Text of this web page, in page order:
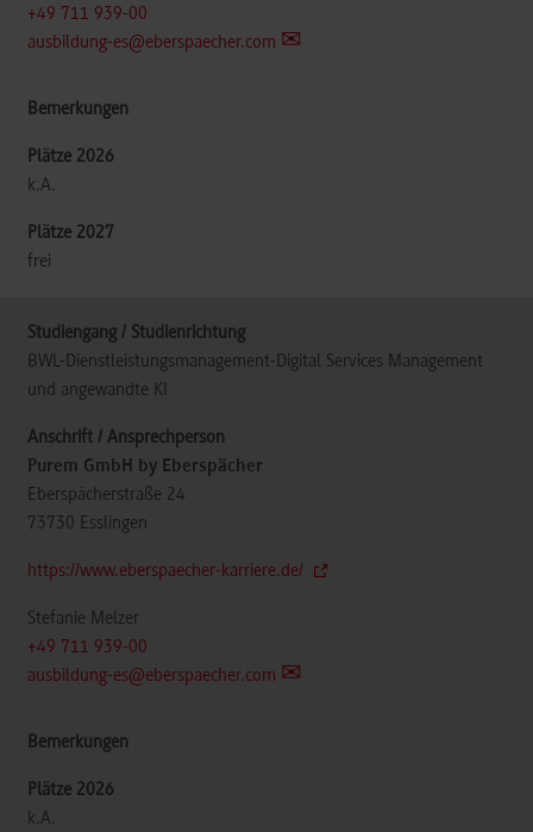
+49 711 939-00
ausbildung-es@eberspaecher.com
k.A.
frei
BWL-Dienstleistungsmanagement-Digital Services Management
und angewandte KI
Purem GmbH by Eberspächer
Eberspächerstraße 24
73730 Esslingen
https://www.eberspaecher-karriere.de/
Stefanie Melzer
+49 711 939-00
ausbildung-es@eberspaecher.com
k.A.